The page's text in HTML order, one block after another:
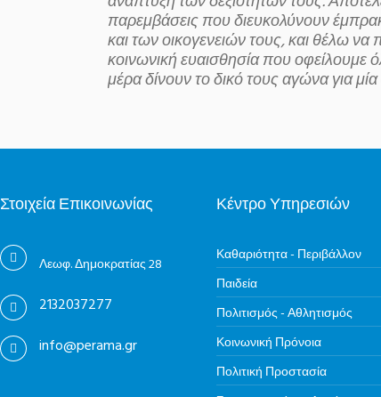
παρεμβάσεις που διευκολύνουν
και των οικογενειών τους, και θέλω
κοινωνική ευαισθησία που οφείλουμε
μέρα δίνουν το δικό τους αγώνα για
Στοιχεία Επικοινωνίας
Λεωφ. Δημοκρατίας 28
2132037277
info@perama.gr
Κέντρο Υπηρεσιών
Καθαριότητα - Περιβάλλον
Παιδεία
Πολιτισμός - Αθλητισμός
Κοινωνική Πρόνοια
Πολιτική Προστασία